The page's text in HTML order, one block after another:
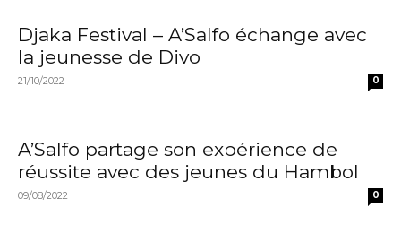
Djaka Festival – A’Salfo échange avec
la jeunesse de Divo
21/10/2022 0
A’Salfo partage son expérience de
réussite avec des jeunes du Hambol
09/08/2022 0